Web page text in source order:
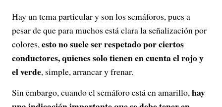
Hay un tema particular y son los semáforos, pues a
pesar de que para muchos está clara la señalización por
colores,esto no suele ser respetado por ciertos
conductores, quienes solo tienen en cuenta el rojo y
el verde, simple, arrancar y frenar.
Sin embargo, cuando el semáforo está en amarillo,hay